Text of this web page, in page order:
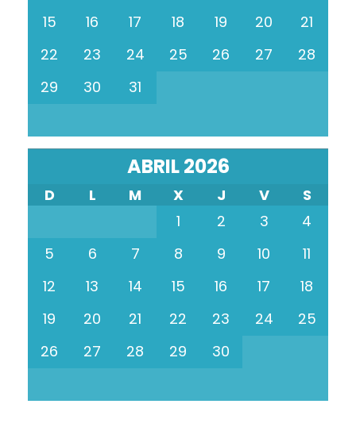
15
16 17 18 19 20
21
22
23 24 25 26 27
28
29
30 31
ABRIL 2026
D L M X J V
S
1
2 3
4
5
6 7 8 9 10
11
12
13 14 15 16 17
18
19
20 21 22 23 24
25
26
27 28 29 30